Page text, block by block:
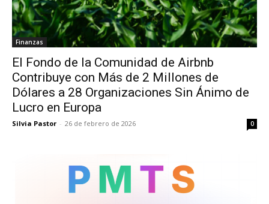
Finanzas
El Fondo de la Comunidad de Airbnb
Contribuye con Más de 2 Millones de
Dólares a 28 Organizaciones Sin Ánimo de
Lucro en Europa
Silvia Pastor - 26 de febrero de 2026 0